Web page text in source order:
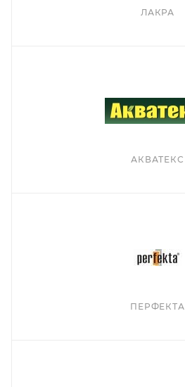
ЛАКРА
АКВАТЕКС
ПЕРФЕКТА